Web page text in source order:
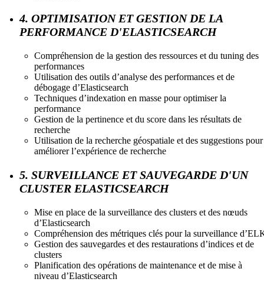
4. OPTIMISATION ET GESTION DE LA
PERFORMANCE D'ELASTICSEARCH
Compréhension de la gestion des ressources et du tuning des
performances
Utilisation des outils d’analyse des performances et de
débogage d’Elasticsearch
Techniques d’indexation en masse pour optimiser la
performance
Gestion de la pertinence et du score dans les résultats de
recherche
Utilisation de la recherche géospatiale et des suggestions pour
améliorer l’expérience de recherche
5. SURVEILLANCE ET SAUVEGARDE D'UN
CLUSTER ELASTICSEARCH
Mise en place de la surveillance des clusters et des nœuds
d’Elasticsearch
Compréhension des métriques clés pour la surveillance
Gestion des sauvegardes et des restaurations d’indices et de
clusters
Planification des opérations de maintenance et de mise à
niveau d’Elasticsearch